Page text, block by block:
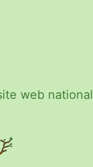
web national